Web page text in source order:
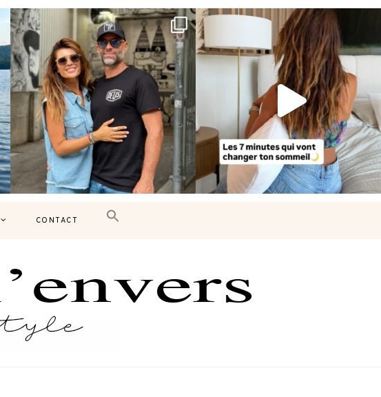
Montréal, une très belle surprise 🇨🇦
J’ai...
450
Le sommeil est essentiel à notre bien-
être… et...
102 14
CONTACT